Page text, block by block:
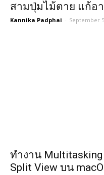
สามปุ่มไม้ตาย แก้อ
Kannika Padphai - September
ทำงาน
Split View บน